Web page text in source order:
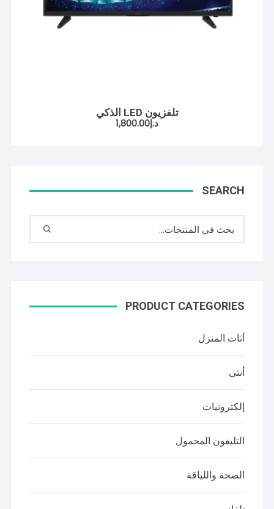
تلفزيون LED الذكي
د.إ1,800.00
SEARCH
PRODUCT CATEGORIES
أثاث المنزل
أنثى
إلكترونيات
التليفون المحمول
الصحة واللياقة